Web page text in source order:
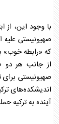
با وجود این، از
صهیونیستی علیه
که «رابطه خوب»
از جانب هر دو
صهیونیستی
اندیشکده‌های
آینده به ترکیه